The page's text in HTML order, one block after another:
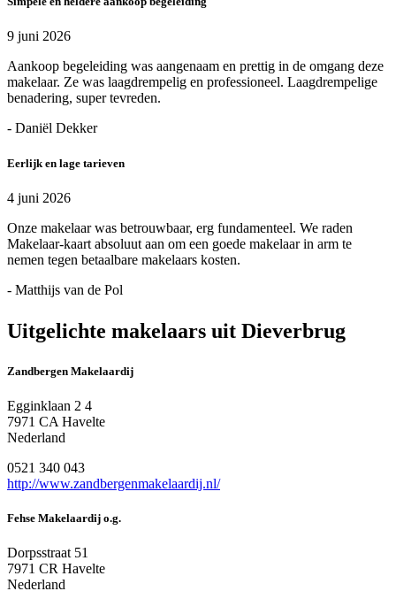
9 juni 2026
Aankoop begeleiding was aangenaam en prettig in de omgang deze
makelaar. Ze was laagdrempelig en professioneel. Laagdrempelige
benadering, super tevreden.
- Daniël Dekker
Eerlijk en lage tarieven
4 juni 2026
Onze makelaar was betrouwbaar, erg fundamenteel. We raden
Makelaar-kaart absoluut aan om een goede makelaar in arm te
nemen tegen betaalbare makelaars kosten.
- Matthijs van de Pol
Uitgelichte makelaars uit Dieverbrug
Zandbergen Makelaardij
Egginklaan 2 4
7971 CA Havelte
Nederland
0521 340 043
http://www.zandbergenmakelaardij.nl/
Fehse Makelaardij o.g.
Dorpsstraat 51
7971 CR Havelte
Nederland